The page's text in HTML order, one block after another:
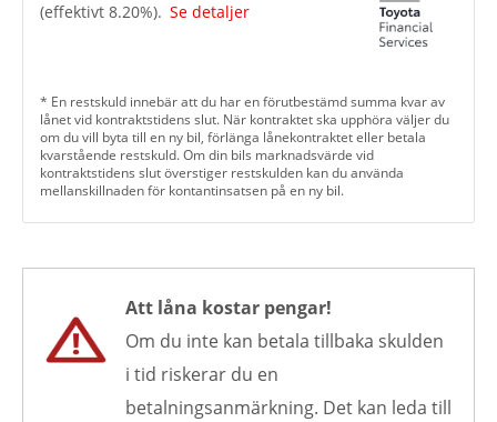
(effektivt 8.20%). Se detaljer
* En restskuld innebär att du har en förutbestämd summa kvar av
lånet vid kontraktstidens slut. När kontraktet ska upphöra väljer du
om du vill byta till en ny bil, förlänga lånekontraktet eller betala
kvarstående restskuld. Om din bils marknadsvärde vid
kontraktstidens slut överstiger restskulden kan du använda
mellanskillnaden för kontantinsatsen på en ny bil.
Att låna kostar pengar!
Om du inte kan betala tillbaka skulden
i tid riskerar du en
betalningsanmärkning. Det kan leda till